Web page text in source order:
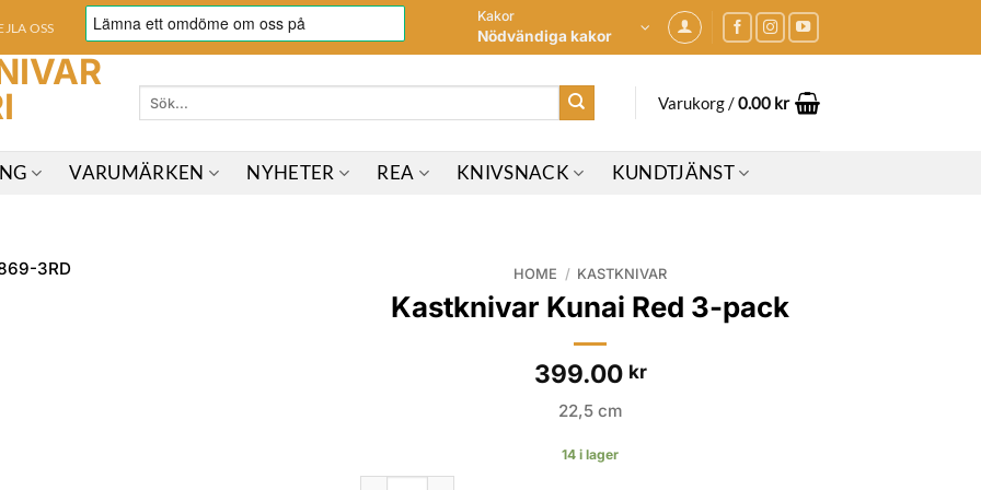
OSS
Kakor
Nödvändiga kakor
Sök
Varukorg /0.00 kr
VARUMÄRKEN NYHETER REA KNIVSNACK KUNDTJÄNST
HOME / KASTKNIVAR
Kastknivar Kunai Red 3-pack
399.00 kr
22,5 cm
14 i lager